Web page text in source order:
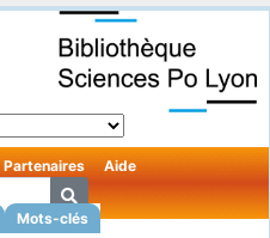
Mots-clés
Partenaires Aide